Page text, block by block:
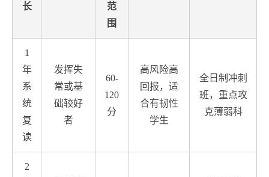
长
范
围
1
年
系
统
复
读
发挥失
常或基
础较好
者
60-
120
分
高风险高
回报，适
合有韧性
学生
全日制冲刺
班，重点攻
克薄弱科
2